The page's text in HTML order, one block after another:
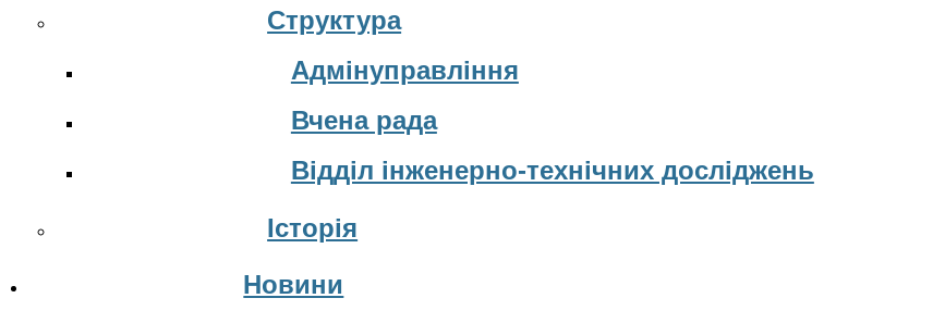
Структура
Адмінуправління
Вчена рада
Відділ інженерно-технічних досліджень
Історія
Новини